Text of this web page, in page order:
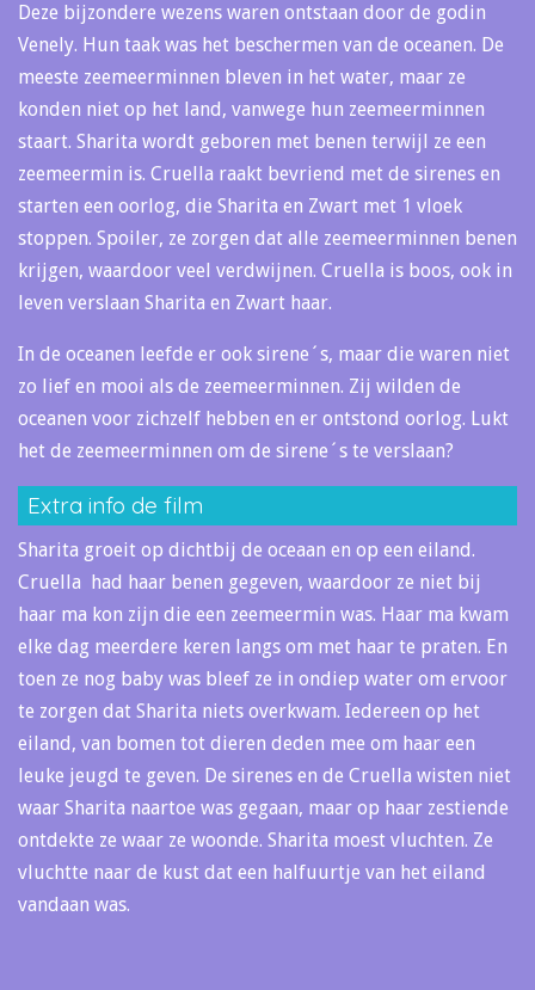
Deze bijzondere wezens waren ontstaan door de godin
Venely. Hun taak was het beschermen van de oceanen. De
meeste zeemeerminnen bleven in het water, maar ze
konden niet op het land, vanwege hun zeemeerminnen
staart. Sharita wordt geboren met benen terwijl ze een
zeemeermin is. Cruella raakt bevriend met de sirenes en
starten een oorlog, die Sharita en Zwart met 1 vloek
stoppen. Spoiler, ze zorgen dat alle zeemeerminnen benen
krijgen, waardoor veel verdwijnen. Cruella is boos, ook in
leven verslaan Sharita en Zwart haar.
In de oceanen leefde er ook sirene´s, maar die waren niet
zo lief en mooi als de zeemeerminnen. Zij wilden de
oceanen voor zichzelf hebben en er ontstond oorlog. Lukt
het de zeemeerminnen om de sirene´s te verslaan?
Extra info de film
Sharita groeit op dichtbij de oceaan en op een eiland.
Cruella had haar benen gegeven, waardoor ze niet bij
haar ma kon zijn die een zeemeermin was. Haar ma kwam
elke dag meerdere keren langs om met haar te praten. En
toen ze nog baby was bleef ze in ondiep water om ervoor
te zorgen dat Sharita niets overkwam. Iedereen op het
eiland, van bomen tot dieren deden mee om haar een
leuke jeugd te geven. De sirenes en de Cruella wisten niet
waar Sharita naartoe was gegaan, maar op haar zestiende
ontdekte ze waar ze woonde. Sharita moest vluchten. Ze
vluchtte naar de kust dat een halfuurtje van het eiland
vandaan was.